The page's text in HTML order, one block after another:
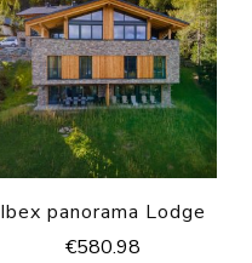
Ibex panorama Lodge
€580.98